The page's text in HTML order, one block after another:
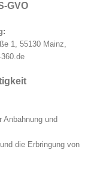
GVO
1, 55130 Mainz,
Anbahnung und
die Erbringung von